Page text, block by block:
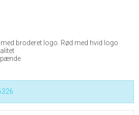
broderet logo. Rød med hvid logo